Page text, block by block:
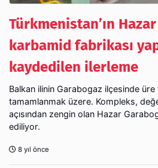
Türkmenistan’ın Hazar
karbamid fabrikası
kaydedilen ilerleme
Balkan ilinin Garabogaz ilçesinde üre
tamamlanmak üzere. Kompleks,
açısından zengin olan Hazar
ediliyor.
8 yıl önce